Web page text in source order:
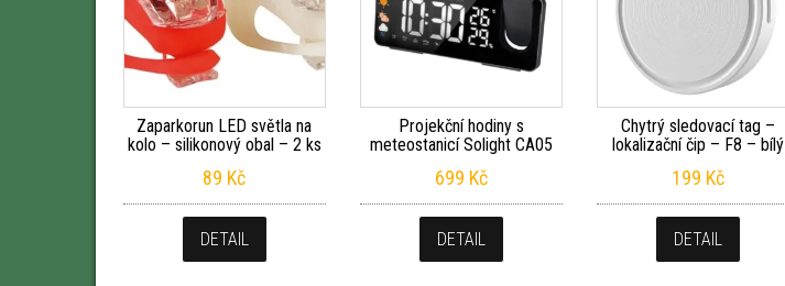
Zaparkorun LED světla na
kolo – silikonový obal – 2 ks
89 Kč
DETAIL
Projekční hodiny s
meteostanicí Solight CA05
699 Kč
DETAIL
Chytrý sledovací tag –
lokalizační čip – F8 – bílý
199 Kč
DETAIL